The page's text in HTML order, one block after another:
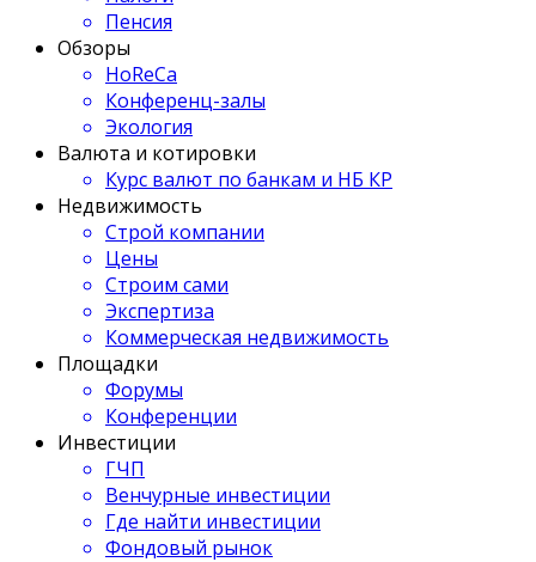
Пенсия
Обзоры
HoReCa
Конференц-залы
Экология
Валюта и котировки
Курс валют по банкам и НБ КР
Недвижимость
Строй компании
Цены
Строим сами
Экспертиза
Коммерческая недвижимость
Площадки
Форумы
Конференции
Инвестиции
ГЧП
Венчурные инвестиции
Где найти инвестиции
Фондовый рынок